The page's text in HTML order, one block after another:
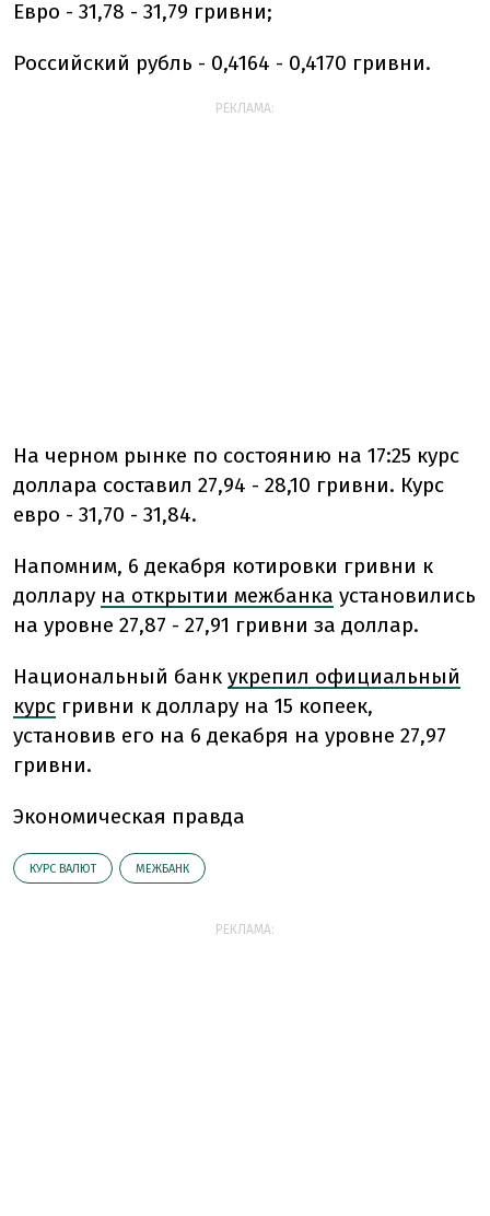
Евро - 31,78 - 31,79 гривни;
Российский рубль - 0,4164 - 0,4170 гривни.
РЕКЛАМА:
На черном рынке по состоянию на 17:25 курс
доллара составил 27,94 - 28,10 гривни. Курс
евро - 31,70 - 31,84.
Напомним, 6 декабря котировки гривни к
доллару на открытии межбанка установились
на уровне 27,87 - 27,91 гривни за доллар.
Национальный банк укрепил официальный
курс гривни к доллару на 15 копеек,
установив его на 6 декабря на уровне 27,97
гривни.
Экономическая правда
КУРС ВАЛЮТ МЕЖБАНК
РЕКЛАМА: